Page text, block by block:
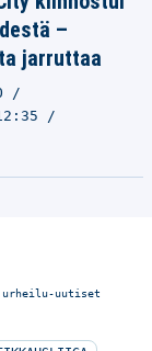
–
jarruttaa
urheilu-uutiset